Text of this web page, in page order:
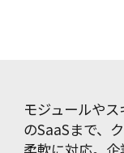
モジュールや
のSaaSまで、